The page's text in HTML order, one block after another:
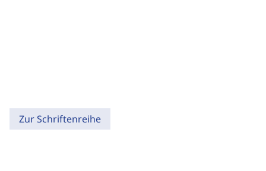
Zur Schriftenreihe